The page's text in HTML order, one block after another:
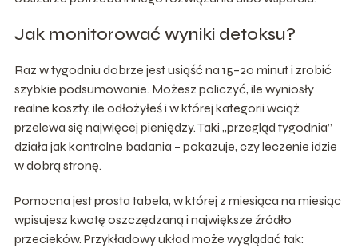
Jak monitorować wyniki detoksu?
Raz w tygodniu dobrze jest usiąść na 15–20 minut i zrobić
szybkie podsumowanie. Możesz policzyć, ile wyniosły
realne koszty, ile odłożyłeś i w której kategorii wciąż
przelewa się najwięcej pieniędzy. Taki „przegląd tygodnia”
działa jak kontrolne badania – pokazuje, czy leczenie idzie
w dobrą stronę.
Pomocna jest prosta tabela, w której z miesiąca na miesiąc
wpisujesz kwotę oszczędzaną i największe źródło
przecieków. Przykładowy układ może wyglądać tak: